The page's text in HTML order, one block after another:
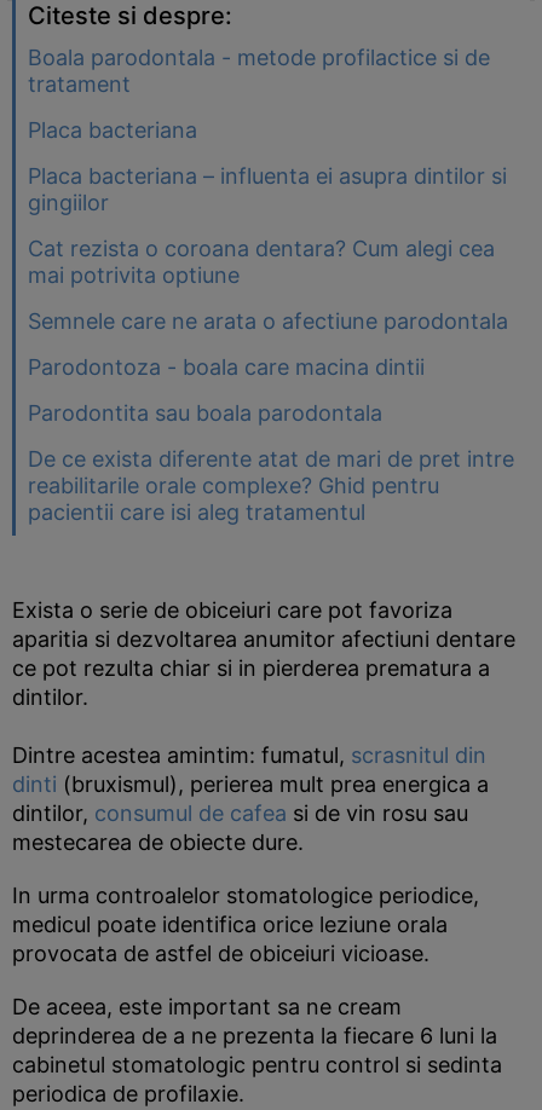
Citeste si despre:
Boala parodontala - metode profilactice si de
tratament
Placa bacteriana
Placa bacteriana – influenta ei asupra dintilor si
gingiilor
Cat rezista o coroana dentara? Cum alegi cea
mai potrivita optiune
Semnele care ne arata o afectiune parodontala
Parodontoza - boala care macina dintii
Parodontita sau boala parodontala
De ce exista diferente atat de mari de pret intre
reabilitarile orale complexe? Ghid pentru
pacientii care isi aleg tratamentul
Exista o serie de obiceiuri care pot favoriza
aparitia si dezvoltarea anumitor afectiuni dentare
ce pot rezulta chiar si in pierderea prematura a
dintilor.
Dintre acestea amintim: fumatul, scrasnitul din
dinti (bruxismul), perierea mult prea energica a
dintilor, consumul de cafea si de vin rosu sau
mestecarea de obiecte dure.
In urma controalelor stomatologice periodice,
medicul poate identifica orice leziune orala
provocata de astfel de obiceiuri vicioase.
De aceea, este important sa ne cream
deprinderea de a ne prezenta la fiecare 6 luni la
cabinetul stomatologic pentru control si sedinta
periodica de profilaxie.